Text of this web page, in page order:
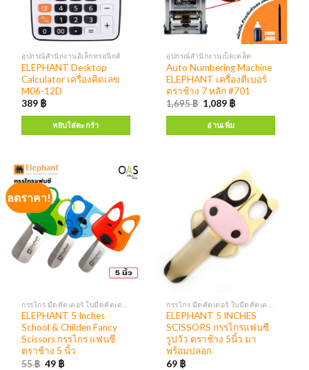
อุปกรณ์สำนักงานเบ็ดเตล็ด
Auto Numbering Machine
ELEPHANT เครื่องตีเบอร์
ตราช้าง 7 หลัก #701
1,695฿ 1,089 ฿
อ่านเพิ่ม
ลดราคา!
ELEPHANT 5 Inches
School & Childen Fancy
Scissors กรรไกร แฟนซี
ตราช้าง 5 นิ้ว
55฿ 49 ฿
ELEPHANT 5 INCHES
SCISSORS กรรไกรแฟนซี
รูปวัว ตราช้าง 5นิ้ว มา
พร้อมปลอก
69 ฿
อุปกรณ์สำนักงานอิเล็กทรอนิกส์
ELEPHANT Desktop
Calculator เครื่องคิดเลข
M06-12D
389 ฿
หยิบใส่ตะกร้า